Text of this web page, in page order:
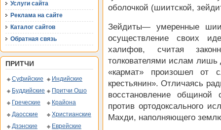
Услуги сайта
Реклама на сайте
Каталог сайтов
Обратная связь
ПРИТЧИ
Суфийские
Индийские
Буддийские
Притчи Ошо
Греческие
Крайона
Даосские
Христианские
Дзэнские
Еврейские
оболочкой (шиитской,
Зейдиты— умеренные
осуществление своих
халифов, считая
толкователями ислам
«кармат» произошел от
крестьянин». Отличаясь
восстановление общиной
против ортодоксального
Махди, наполняющего